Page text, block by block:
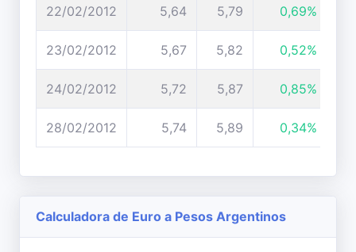
22/02/2012 5,64 5,79 0,69%
23/02/2012 5,67 5,82 0,52%
24/02/2012 5,72 5,87 0,85%
28/02/2012 5,74 5,89 0,34%
Calculadora de Euro a Pesos Argentinos